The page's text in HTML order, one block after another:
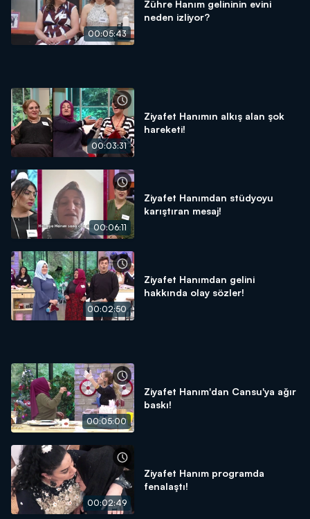
00:05:43
Zühre Hanım gelininin evini
neden izliyor?
00:03:31
Ziyafet Hanımın alkış alan şok
hareketi!
00:06:11
Ziyafet Hanımdan stüdyoyu
karıştıran mesaj!
00:02:50
Ziyafet Hanımdan gelini
hakkında olay sözler!
00:05:00
Ziyafet Hanım'dan Cansu'ya ağır
baskı!
00:02:49
Ziyafet Hanım programda
fenalaştı!